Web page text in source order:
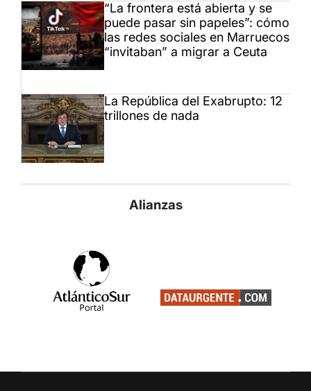
“La frontera está abierta y se
puede pasar sin papeles”: cómo
las redes sociales en Marruecos
“invitaban” a migrar a Ceuta
La República del Exabrupto: 12
trillones de nada
Alianzas